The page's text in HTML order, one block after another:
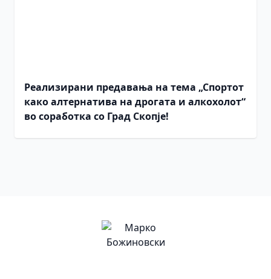
Реализирани предавања на тема „Спортот
како алтернатива на дрогата и алкохолот“
во соработка со Град Скопје!